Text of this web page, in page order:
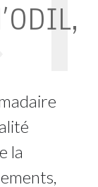
la